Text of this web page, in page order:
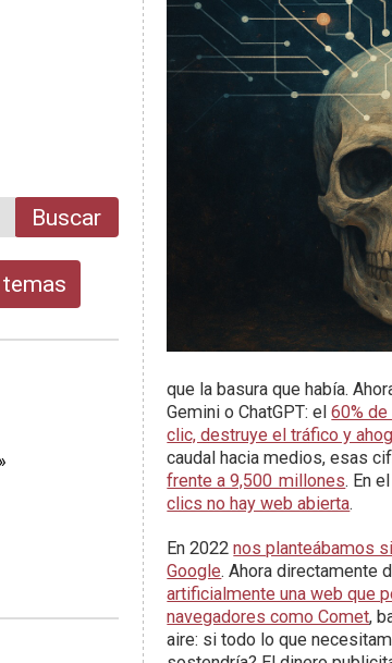
que la basura que había.
Gemini o ChatGPT: el60%
clic, destruye el tráfico y
caudal hacia medios, esas
frente a 9,500 millones. En
clics no hay web abierta.
En 2022nos planteábamos
Google. Ahora directamente
artificialmente una web que
navegadores como Comet,
aire: si todo lo que
Buscar